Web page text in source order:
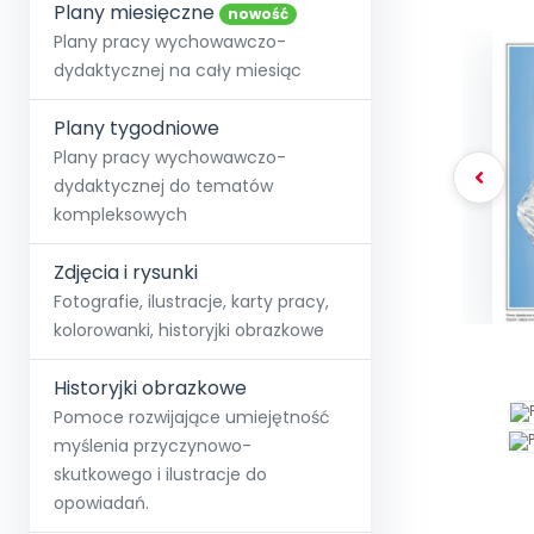
Społeczność
+48 12 631 04 10
kontakt@blizejprzedszkola.pl
O miesięczniku
Strona główna
Strefy,
O Akademii
Akademia
Poznaj pakiet MAX
Testuj przez 7 dni
E-
∞Pakiet
Pełen
Wszystkie projekty
Skontaktuj się
Dodaj wpis
Plany miesięczne nowość
Plany pracy wychowawczo-
dydaktycznej na cały miesiąc
Plany tygodniowe
Plany pracy wychowawczo-
dydaktycznej do tematów
kompleksowych
Zdjęcia i rysunki
Fotografie, ilustracje, karty pracy,
kolorowanki, historyjki obrazkowe
Historyjki obrazkowe
Pomoce rozwijające umiejętność
myślenia przyczynowo-
skutkowego i ilustracje do
opowiadań.